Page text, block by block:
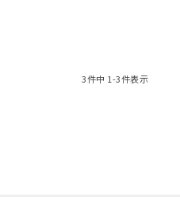
3件中 1-3件表示